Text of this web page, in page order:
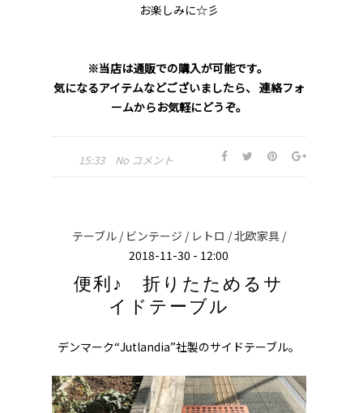
お楽しみに☆彡
※当店は通販での購入が可能です。
気になるアイテムなどございましたら、 連絡フォ
ームからお気軽にどうぞ。
15:33 No コメント
テーブル / ビンテージ / レトロ /北欧家具 /
2018-11-30 - 12:00
便利♪ 折りたためるサ
イドテーブル
デンマーク“Jutlandia”社製のサイドテーブル。